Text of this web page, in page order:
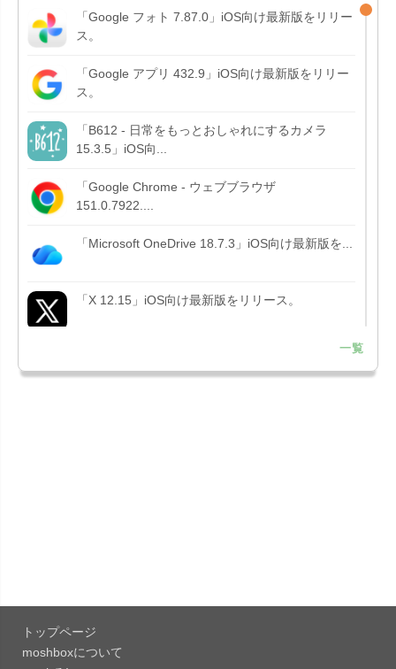
「Google フォト 7.87.0」iOS向け最新版をリリー
ス。
「Google アプリ 432.9」iOS向け最新版をリリー
ス。
「B612 - 日常をもっとおしゃれにするカメラ
15.3.5」iOS向...
「Google Chrome - ウェブブラウザ
151.0.7922....
「Microsoft OneDrive 18.7.3」iOS向け最新版を...
「X 12.15」iOS向け最新版をリリース。
Liguid G...
「Evernote 11.28.2」Mac向け最新版をリリー
ス。AIプロ...
一覧
トップページ
moshboxについて